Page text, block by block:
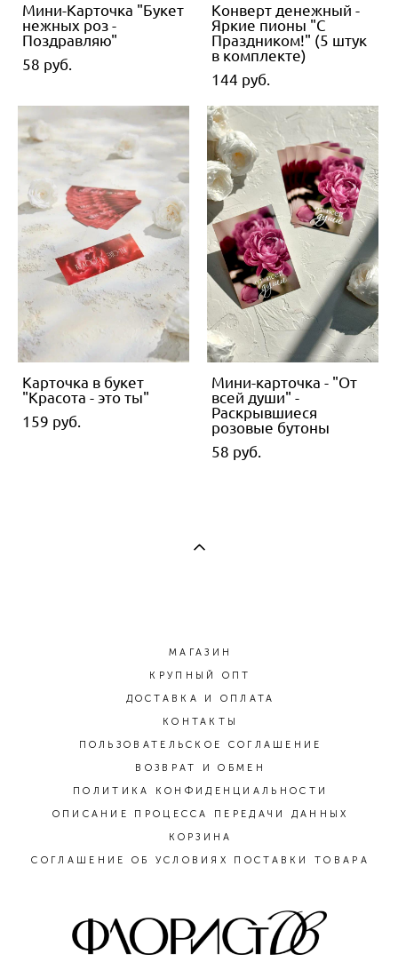
Мини-Карточка "Букет
нежных роз -
Поздравляю"
58 pуб.
Конверт денежный -
Яркие пионы "С
Праздником!" (5 штук
в комплекте)
144 pуб.
Карточка в букет
"Красота - это ты"
159 pуб.
Мини-карточка - "От
всей души" -
Раскрывшиеся
розовые бутоны
58 pуб.
МАГАЗИН
КРУПНЫЙ ОПТ
ДОСТАВКА И ОПЛАТА
КОНТАКТЫ
ПОЛЬЗОВАТЕЛЬСКОЕ СОГЛАШЕНИЕ
ВОЗВРАТ И ОБМЕН
ПОЛИТИКА КОНФИДЕНЦИАЛЬНОСТИ
ОПИСАНИЕ ПРОЦЕССА ПЕРЕДАЧИ ДАННЫХ
КОРЗИНА
СОГЛАШЕНИЕ ОБ УСЛОВИЯХ ПОСТАВКИ ТОВАРА